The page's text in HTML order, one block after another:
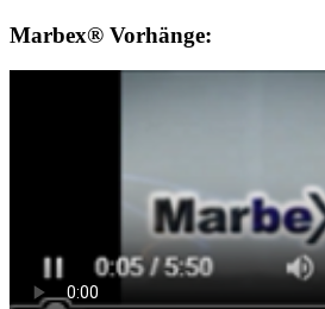
Marbex® Vorhänge: